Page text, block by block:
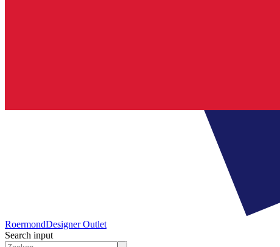
RoermondDesigner Outlet
Search input